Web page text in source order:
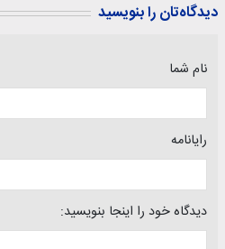
دیدگاه‌تان را بنویسید
نام شما
رایانامه
دیدگاه خود را اینجا بنویسید: